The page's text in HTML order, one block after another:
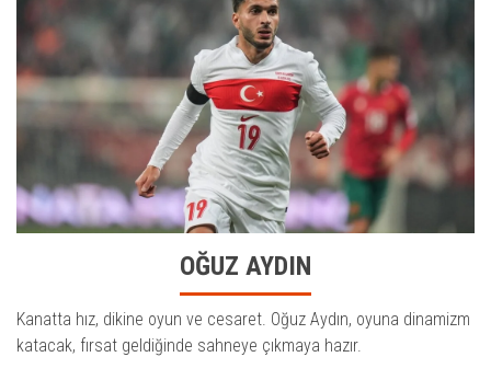
OĞUZ AYDIN
Kanatta hız, dikine oyun ve cesaret. Oğuz Aydın, oyuna dinamizm
katacak, fırsat geldiğinde sahneye çıkmaya hazır.